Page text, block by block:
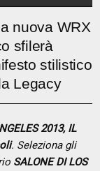
nuova WRX
sfilerà
stilistico
Legacy
2013, IL
. Seleziona gli
SALONE DI LOS